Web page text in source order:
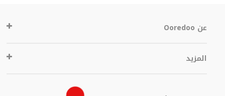
عن Ooredoo
المزيد